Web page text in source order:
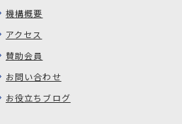
機構概要
アクセス
賛助会員
お問い合わせ
お役立ちブログ